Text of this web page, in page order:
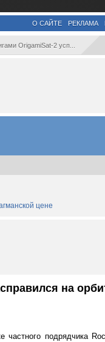
О САЙТЕ РЕКЛАМА
OrigamiSat-2 усп...
цене
на
частного подрядчика